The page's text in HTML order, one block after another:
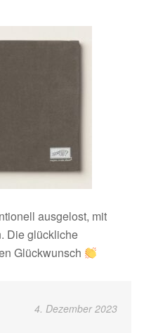
ausgelost, mit
Die glückliche
Glückwunsch
4. Dezember 2023